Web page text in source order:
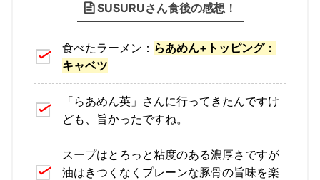
SUSURUさん食後の感想！
食べたラーメン： らあめん+トッピング：
キャベツ
「らあめん英」さんに行ってきたんですけ
ども、旨かったですね。
スープはとろっと粘度のある濃厚さですが
油はきつくなくプレーンな豚骨の旨味を楽